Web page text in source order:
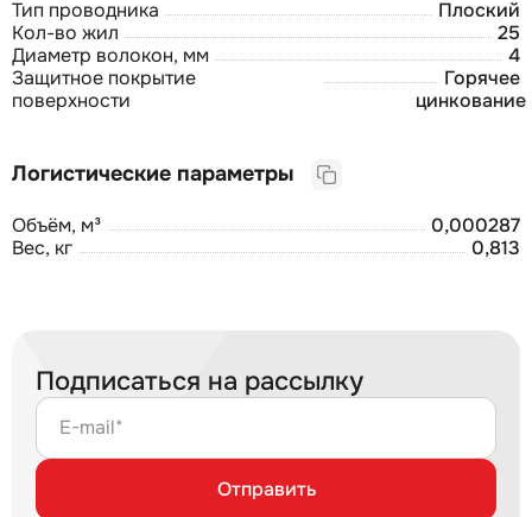
Тип проводника
Плоский
Кол-во жил
25
Диаметр волокон, мм
4
Защитное покрытие
поверхности
Горячее
цинкование
Логистические параметры
Объём, м³
0,000287
Вес, кг
0,813
Подписаться на рассылку
E-mail*
Отправить